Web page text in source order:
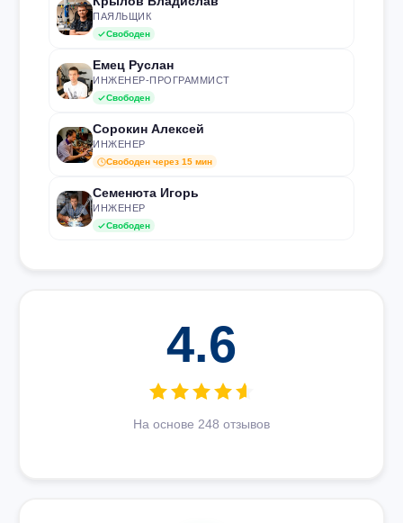
ПАЯЛЬЩИК
Свободен
Емец Руслан
ИНЖЕНЕР-ПРОГРАММИСТ
Свободен
Сорокин Алексей
ИНЖЕНЕР
Свободен через 15 мин
Семенюта Игорь
ИНЖЕНЕР
Свободен
4.6
На основе 248 отзывов